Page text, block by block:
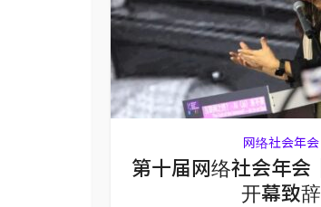
网络社会年会
第十届网络社会年会
开幕致辞